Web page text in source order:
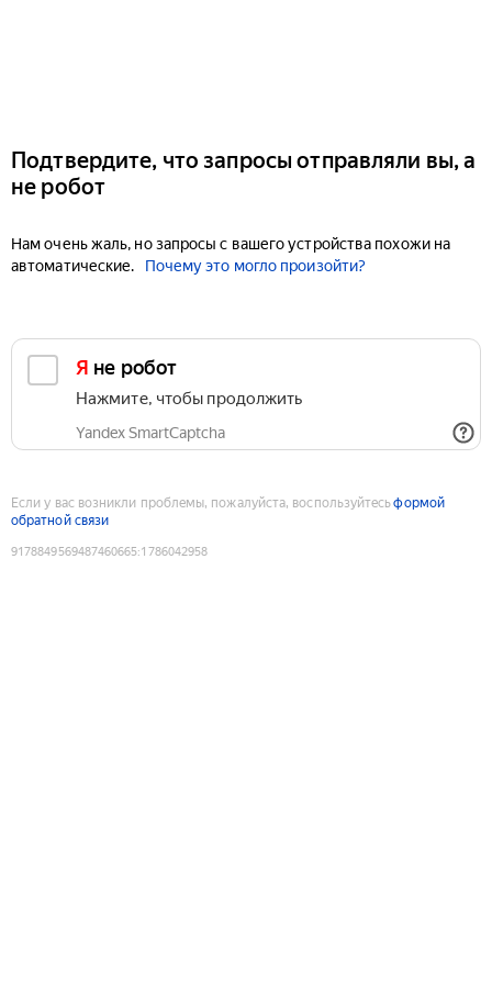
Подтвердите, что запросы отправляли вы, а
не робот
Нам очень жаль, но запросы с вашего устройства похожи на
автоматические.
Почему это могло произойти?
Я не робот
Нажмите, чтобы продолжить
Yandex SmartCaptcha
Если у вас возникли проблемы, пожалуйста, воспользуйтесьформой
обратной связи
9178849569487460665:1786042958